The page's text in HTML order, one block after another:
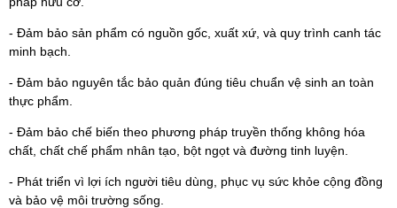
- Đảm bảo sản phẩm có nguồn gốc, xuất xứ, và quy trình canh tác
minh bạch.
- Đảm bảo nguyên tắc bảo quản đúng tiêu chuẩn vệ sinh an toàn
thực phẩm.
- Đảm bảo chế biến theo phương pháp truyền thống không hóa
chất, chất chế phẩm nhân tạo, bột ngọt và đường tinh luyện.
- Phát triển vì lợi ích người tiêu dùng, phục vụ sức khỏe cộng đồng
và bảo vệ môi trường sống.